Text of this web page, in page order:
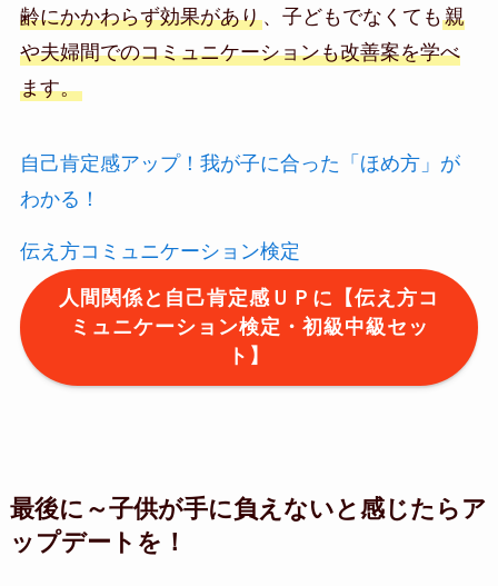
齢にかかわらず効果があり、子どもでなくても 親
や夫婦間でのコミュニケーションも改善案を学べ
ます。
自己肯定感アップ！我が子に合った「ほめ方」が
わかる！
伝え方コミュニケーション検定
人間関係と自己肯定感ＵＰに【伝え方コ
ミュニケーション検定・初級中級セッ
ト】
最後に～子供が手に負えないと感じたらア
ップデートを！